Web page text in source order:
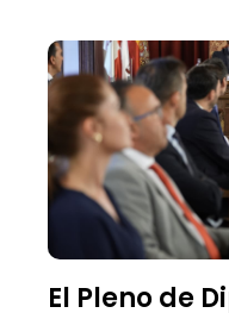
El Pleno de